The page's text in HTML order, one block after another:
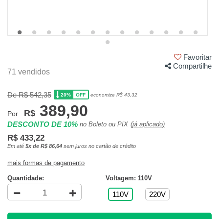
Favoritar
71 vendidos
Compartilhe
De R$ 542,35 20% OFF economize R$ 43,32
Por R$ 389,90
DESCONTO DE 10% no Boleto ou PIX (já aplicado)
R$ 433,22
Em até 5x de R$ 86,64 sem juros no cartão de crédito
mais formas de pagamento
Quantidade: Voltagem: 110V
110V 220V